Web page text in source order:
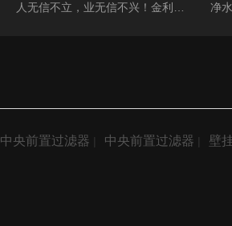
净
中央前置过滤器 中央前置过滤器 壁